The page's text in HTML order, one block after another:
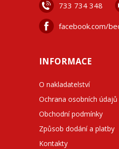
733 734 348
facebook.com/
INFORMACE
O nakladatelství
Ochrana osobních údajů
Obchodní podmínky
Způsob dodání a platby
Kontakty